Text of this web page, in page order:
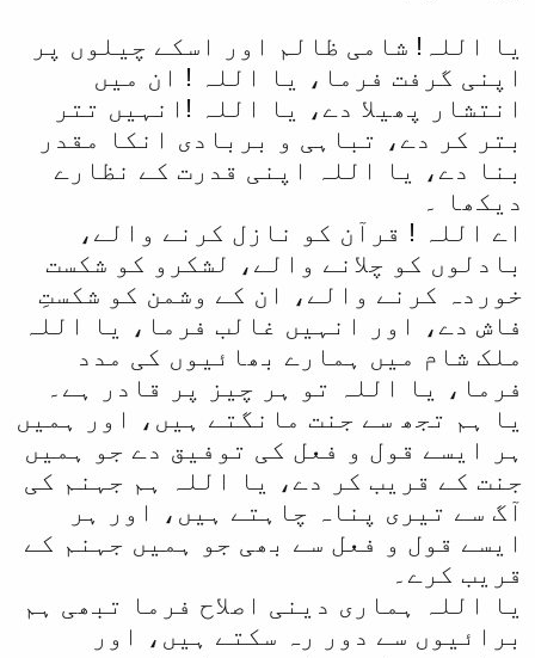
یا اللہ! شامی ظالم اور اسکے چیلوں پر
اپنی گرفت فرما، یا اللہ ! ان میں
انتشار پھیلا دے، یا اللہ !انہیں تتر
بتر کر دے، تباہی و بربادی انکا مقدر
بنا دے، یا اللہ اپنی قدرت کے نظارے
دیکھا ۔
اے اللہ ! قرآن کو نازل کرنے والے،
بادلوں کو چلانے والے، لشکرو کو شکست
خوردہ کرنے والے، ان کے وشمن کو شکستِ
فاش دے، اور انہیں غالب فرما، یا اللہ
ملک شام میں ہمارے بھائیوں کی مدد
فرما، یا اللہ تو ہر چیز پر قادر ہے۔
یا ہم تجھ سے جنت مانگتے ہیں، اور ہمیں
ہر ایسے قول و فعل کی توفیق دے جو ہمیں
جنت کے قریب کر دے، یا اللہ ہم جہنم کی
آگ سے تیری پناہ چاہتے ہیں، اور ہر
ایسے قول و فعل سے بھی جو ہمیں جہنم کے
قریب کرے۔
یا اللہ ہماری دینی اصلاح فرما تبھی ہم
برائیوں سے دور رہ سکتے ہیں، اور